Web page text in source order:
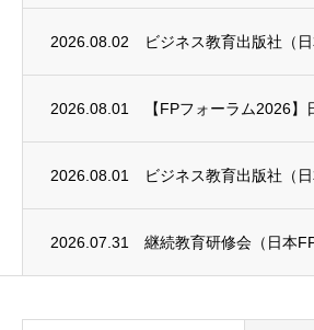
2026.08.02
2026.08.01
2026.08.01
2026.07.31